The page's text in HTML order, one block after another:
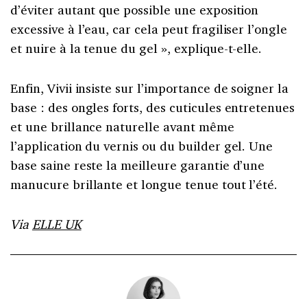
d’éviter autant que possible une exposition
excessive à l’eau, car cela peut fragiliser l’ongle
et nuire à la tenue du gel », explique-t-elle.
Enfin, Vivii insiste sur l’importance de soigner la
base : des ongles forts, des cuticules entretenues
et une brillance naturelle avant même
l’application du vernis ou du builder gel. Une
base saine reste la meilleure garantie d’une
manucure brillante et longue tenue tout l’été.
Via ELLE UK